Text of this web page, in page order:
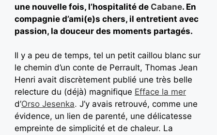
une nouvelle fois, l’hospitalité de Cabane. En
compagnie d’ami(e)s chers, il entretient avec
passion, la douceur des moments partagés.
Il y a peu de temps, tel un petit caillou blanc sur
le chemin d’un conte de Perrault, Thomas Jean
Henri avait discrètement publié une très belle
relecture du (déjà) magnifique Efface la mer
d’Orso Jesenka. J’y avais retrouvé, comme une
évidence, un lien de parenté, une délicatesse
empreinte de simplicité et de chaleur. La